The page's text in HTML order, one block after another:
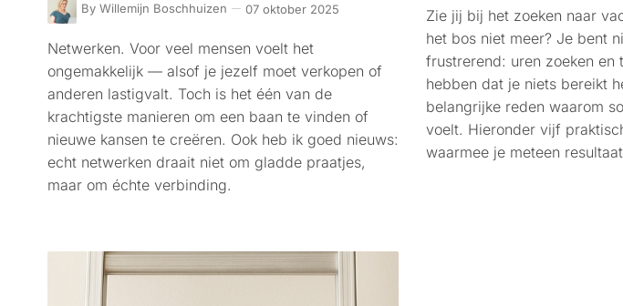
By Willemijn Boschhuizen 07 oktober 2025
Netwerken. Voor veel mensen voelt het
ongemakkelijk — alsof je jezelf moet verkopen of
anderen lastigvalt. Toch is het één van de
krachtigste manieren om een baan te vinden of
nieuwe kansen te creëren. Ook heb ik goed nieuws:
echt netwerken draait niet om gladde praatjes,
maar om échte verbinding.
Zie jij bij het zoeken naar
het bos niet meer? Je bent
frustrerend: uren zoeken en
hebben dat je niets bereikt
belangrijke reden waarom
voelt. Hieronder vijf
waarmee je meteen